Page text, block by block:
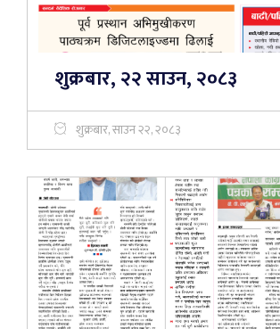
शुक्रबार, २२ साउन, २०८३
शुक्रबार, साउन २२, २०८३